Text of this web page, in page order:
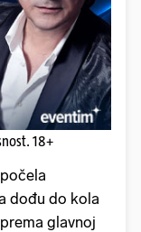
18+
dođu do kola
glavnoj